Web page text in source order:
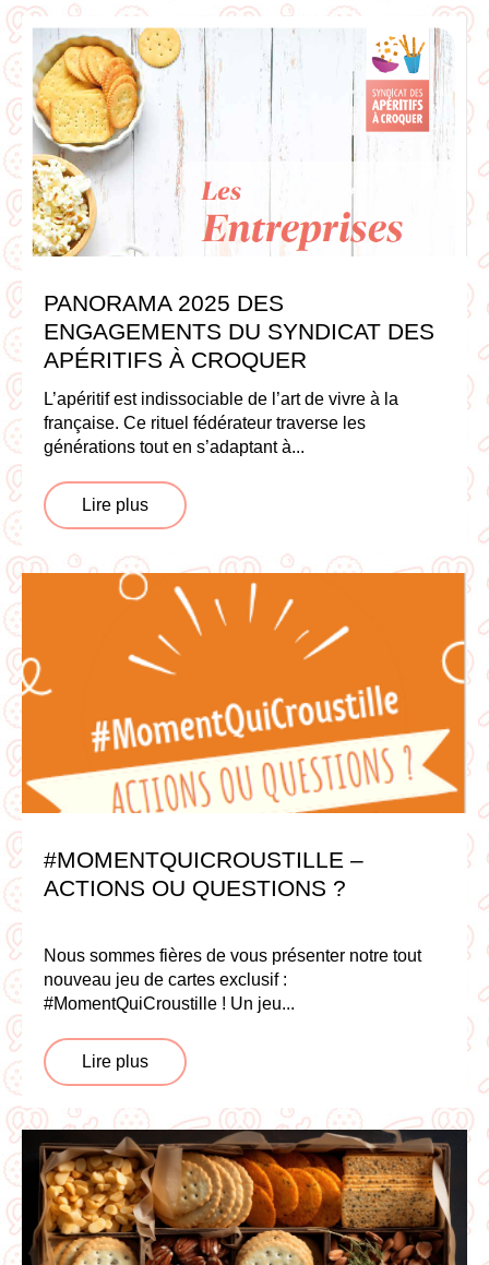
PANORAMA 2025 DES
ENGAGEMENTS DU SYNDICAT DES
APÉRITIFS À CROQUER
L’apéritif est indissociable de l’art de vivre à la
française. Ce rituel fédérateur traverse les
générations tout en s’adaptant à...
Lire plus
#MOMENTQUICROUSTILLE –
ACTIONS OU QUESTIONS ?
Nous sommes fières de vous présenter notre tout
nouveau jeu de cartes exclusif :
#MomentQuiCroustille ! Un jeu...
Lire plus